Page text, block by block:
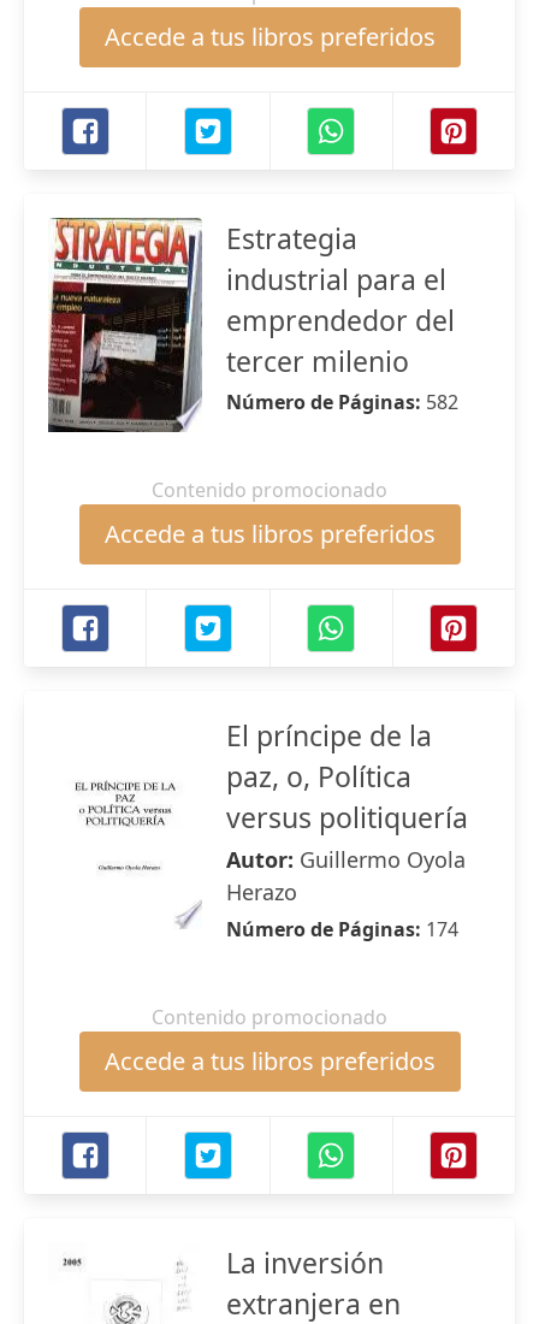
Accede a tus libros preferidos
Estrategia
industrial para el
emprendedor del
tercer milenio
Número de Páginas: 582
Contenido promocionado
Accede a tus libros preferidos
El príncipe de la
paz, o, Política
versus politiquería
Autor: Guillermo Oyola
Herazo
Número de Páginas: 174
Contenido promocionado
Accede a tus libros preferidos
La inversión
extranjera en